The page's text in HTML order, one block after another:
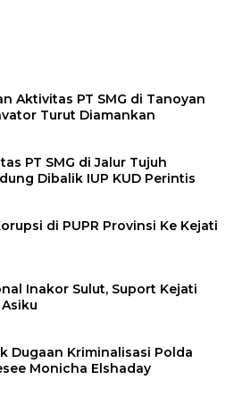
Aktivitas PT SMG di Tanoyan
Turut Diamankan
PT SMG di Jalur Tujuh
Dibalik IUP KUD Perintis
di PUPR Provinsi Ke Kejati
Inakor Sulut, Suport Kejati
Dugaan Kriminalisasi Polda
Monicha Elshaday